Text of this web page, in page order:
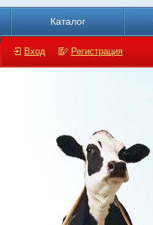
Каталог
Вход Регистрация